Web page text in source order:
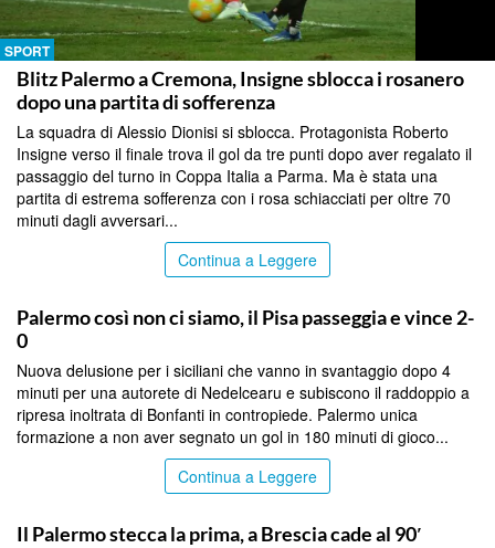
SPORT
Blitz Palermo a Cremona, Insigne sblocca i rosanero
dopo una partita di sofferenza
La squadra di Alessio Dionisi si sblocca. Protagonista Roberto
Insigne verso il finale trova il gol da tre punti dopo aver regalato il
passaggio del turno in Coppa Italia a Parma. Ma è stata una
partita di estrema sofferenza con i rosa schiacciati per oltre 70
minuti dagli avversari...
Continua a Leggere
Palermo così non ci siamo, il Pisa passeggia e vince 2-
0
Nuova delusione per i siciliani che vanno in svantaggio dopo 4
minuti per una autorete di Nedelcearu e subiscono il raddoppio a
ripresa inoltrata di Bonfanti in contropiede. Palermo unica
formazione a non aver segnato un gol in 180 minuti di gioco...
Continua a Leggere
Il Palermo stecca la prima, a Brescia cade al 90′